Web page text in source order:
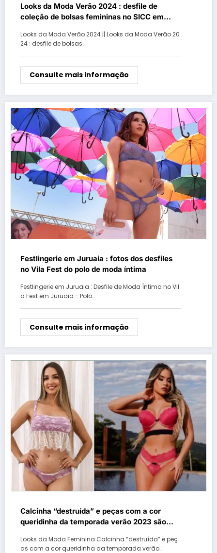
Looks da Moda Verão 2024 : desfile de
coleção de bolsas femininas no SICC em
Looks da Moda Verão 2024 || Looks da Moda Verão 20
24 : desfile de bolsas…
Consulte mais informação
Festlingerie em Juruaia : fotos dos desfiles
no Vila Fest do polo de moda íntima
Festlingerie em Juruaia : Desfile de Moda Íntima no Vil
a Fest em Juruaia - Polo…
Consulte mais informação
Calcinha “destruída” e peças com a cor
queridinha da temporada verão 2023 são
Looks da Moda Feminina Calcinha “destruída” e peç
as com a cor queridinha da temporada verão…